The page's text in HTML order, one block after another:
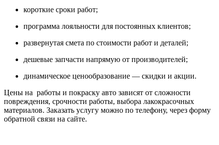
короткие сроки работ;
программа лояльности для постоянных клиентов;
развернутая смета по стоимости работ и деталей;
дешевые запчасти напрямую от производителей;
динамическое ценообразование — скидки и акции.
Цены на работы и покраску авто зависят от сложности
повреждения, срочности работы, выбора лакокрасочных
материалов. Заказать услугу можно по телефону, через форму
обратной связи на сайте.